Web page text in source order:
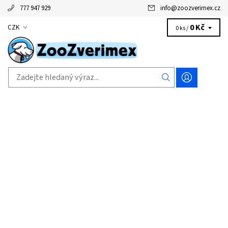
777 947 929 info@zoozverimex.cz
CZK 0 ks / 0 Kč